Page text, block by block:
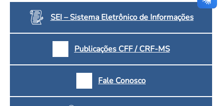
SEI – Sistema Eletrônico de Informações
Publicações CFF / CRF-MS
Fale Conosco